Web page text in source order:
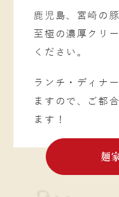
鹿児島、宮崎の
至極の濃厚クリ
ください。
ランチ・ディナ
ますので、
ご都
ます！
麺